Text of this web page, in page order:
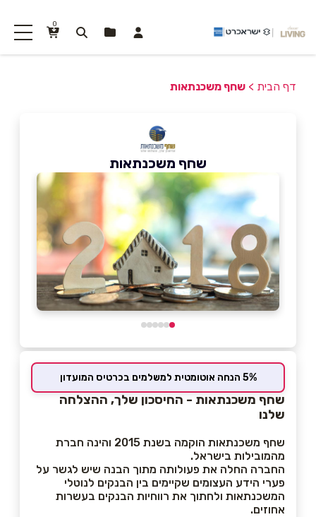
0
דף הבית > שחף משכנתאות
שחף משכנתאות
5% הנחה אוטומטית למשלמים בכרטיס המועדון
שחף משכנתאות - החיסכון שלך, ההצלחה
שלנו
שחף משכנתאות הוקמה בשנת 2015 והינה חברת
מהמובילות בישראל.
החברה החלה את פעולותה מתוך הבנה שיש לגשר על
פערי הידע העצומים שקיימים בין הבנקים לנוטלי
המשכנתאות ולחתוך את רווחיות הבנקים בעשרות
אחוזים.